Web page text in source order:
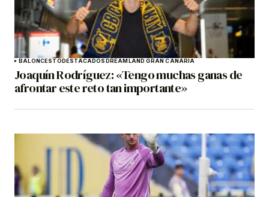
BALONCESTODESTACADOSDREAMLAND GRAN CANARIA
Joaquín Rodríguez: «Tengo muchas ganas de
afrontar este reto tan importante»